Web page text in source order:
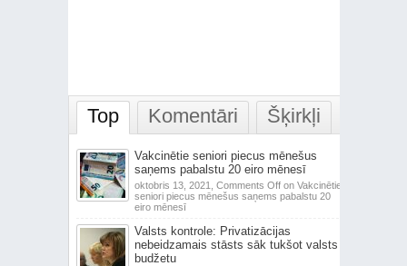
Top Komentāri Šķirkļi
Vakcinētie seniori piecus mēnešus
saņems pabalstu 20 eiro mēnesī
oktobris 13, 2021, Comments Offon Vakcinētie
seniori piecus mēnešus saņems pabalstu 20
eiro mēnesī
Valsts kontrole: Privatizācijas
nebeidzamais stāsts sāk tukšot valsts
budžetu